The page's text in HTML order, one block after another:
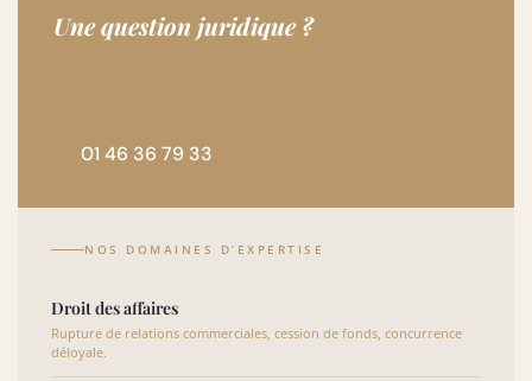
Une question juridique ?
01 46 36 79 33
NOS DOMAINES D’EXPERTISE
Droit des affaires
Rupture de relations commerciales, cession de fonds, concurrence
déloyale.